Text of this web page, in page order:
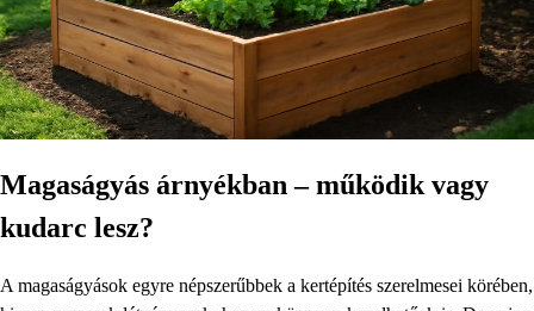
Magaságyás árnyékban – működik vagy
kudarc lesz?
A magaságyások egyre népszerűbbek a kertépítés szerelmesei körében,